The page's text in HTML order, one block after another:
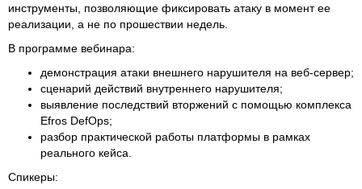
инструменты, позволяющие фиксировать атаку в момент ее
реализации, а не по прошествии недель.
В программе вебинара:
демонстрация атаки внешнего нарушителя на веб-сервер;
сценарий действий внутреннего нарушителя;
выявление последствий вторжений с помощью комплекса
Efros DefOps;
разбор практической работы платформы в рамках
реального кейса.
Спикеры: